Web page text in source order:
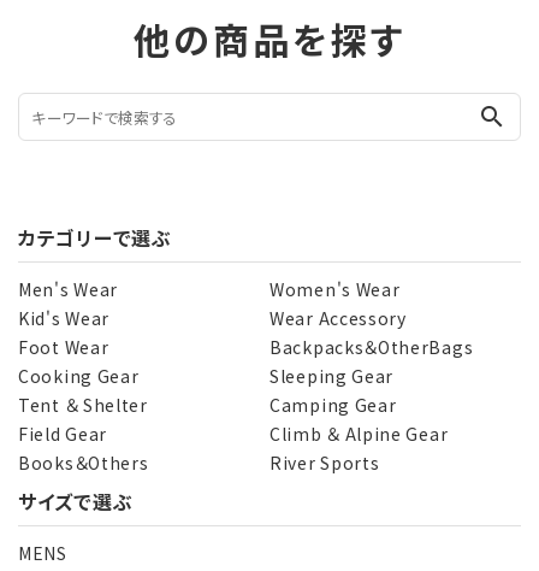
他の商品を探す
search
カテゴリーで選ぶ
Men's Wear
Women's Wear
Kid's Wear
Wear Accessory
Foot Wear
Backpacks＆OtherBags
Cooking Gear
Sleeping Gear
Tent ＆ Shelter
Camping Gear
Field Gear
Climb ＆ Alpine Gear
Books＆Others
River Sports
サイズで選ぶ
MENS